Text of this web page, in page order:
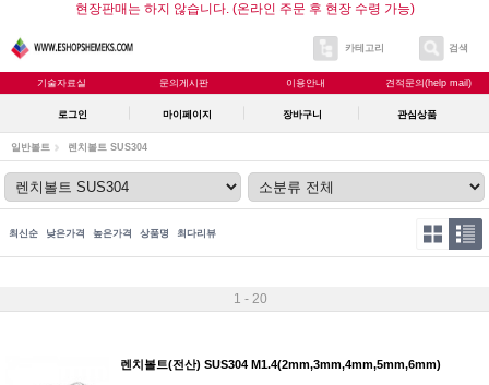
현장판매는 하지 않습니다. (온라인 주문 후 현장 수령 가능)
카테고리 검색
기술자료실 문의게시판 이용안내 견적문의(help mail)
로그인 마이페이지 장바구니 관심상품
일반볼트 렌치볼트 SUS304
최신순 낮은가격 높은가격 상품명 최다리뷰
1 - 20
렌치볼트(전산) SUS304 M1.4(2mm,3mm,4mm,5mm,6mm)